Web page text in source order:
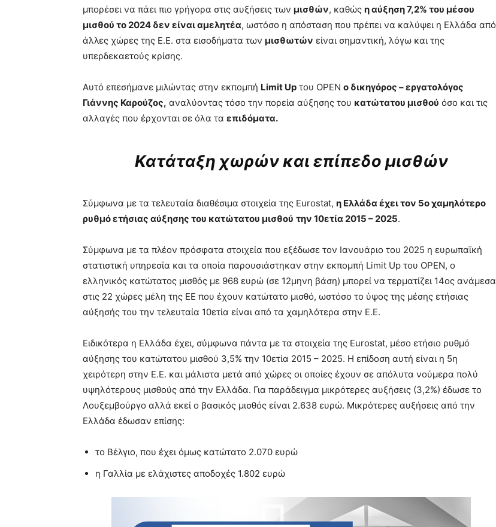
μπορέσει να πάει πιο γρήγορα στις αυξήσεις των μισθών, καθώς η αύξηση 7,2% του μέσου
μισθού το 2024 δεν είναι αμελητέα, ωστόσο η απόσταση που πρέπει να καλύψει η Ελλάδα από
άλλες χώρες της Ε.Ε. στα εισοδήματα των μισθωτών είναι σημαντική, λόγω και της
υπερδεκαετούς κρίσης.
Αυτό επεσήμανε μιλώντας στην εκπομπή Limit Up του OPEN ο δικηγόρος – εργατολόγος
Γιάννης Καρούζος, αναλύοντας τόσο την πορεία αύξησης του κατώτατου μισθού όσο και τις
αλλαγές που έρχονται σε όλα τα επιδόματα.
Κατάταξη χωρών και επίπεδο μισθών
Σύμφωνα με τα τελευταία διαθέσιμα στοιχεία της Eurostat, η Ελλάδα έχει τον 5ο χαμηλότερο
ρυθμό ετήσιας αύξησης του κατώτατου μισθού την 10ετία 2015 – 2025.
Σύμφωνα με τα πλέον πρόσφατα στοιχεία που εξέδωσε τον Ιανουάριο του 2025 η ευρωπαϊκή
στατιστική υπηρεσία και τα οποία παρουσιάστηκαν στην εκπομπή Limit Up του OPEN, ο
ελληνικός κατώτατος μισθός με 968 ευρώ (σε 12μηνη βάση) μπορεί να τερματίζει 14ος ανάμεσα
στις 22 χώρες μέλη της ΕΕ που έχουν κατώτατο μισθό, ωστόσο το ύψος της μέσης ετήσιας
αύξησής του την τελευταία 10ετία είναι από τα χαμηλότερα στην Ε.Ε.
Ειδικότερα η Ελλάδα έχει, σύμφωνα πάντα με τα στοιχεία της Eurostat, μέσο ετήσιο ρυθμό
αύξησης του κατώτατου μισθού 3,5% την 10ετία 2015 – 2025. Η επίδοση αυτή είναι η 5η
χειρότερη στην Ε.Ε. και μάλιστα μετά από χώρες οι οποίες έχουν σε απόλυτα νούμερα πολύ
υψηλότερους μισθούς από την Ελλάδα. Για παράδειγμα μικρότερες αυξήσεις (3,2%) έδωσε το
Λουξεμβούργο αλλά εκεί ο βασικός μισθός είναι 2.638 ευρώ. Μικρότερες αυξήσεις από την
Ελλάδα έδωσαν επίσης:
το Βέλγιο, που έχει όμως κατώτατο 2.070 ευρώ
η Γαλλία με ελάχιστες αποδοχές 1.802 ευρώ